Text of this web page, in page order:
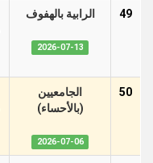
49 الرابية بالهفوف
2026-07-13
50
الجامعيين
(بالأحساء)
2026-07-06